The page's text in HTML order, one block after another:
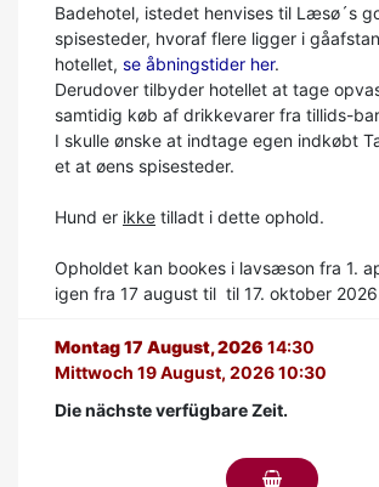
Badehotel, istedet henvises til Læsø´s
spisesteder, hvoraf flere ligger i
hotellet, se åbningstider her.
Derudover tilbyder hotellet at tage
samtidig køb af drikkevarer fra tillids-
I skulle ønske at indtage egen indkøbt
et at øens spisesteder.
Hund er ikke tilladt i dette ophold.
Opholdet kan bookes i lavsæson fra 1.
igen fra 17 august til til 17. oktober
Montag 17 August, 2026 14:30
Mittwoch 19 August, 2026 10:30
Die nächste verfügbare Zeit.